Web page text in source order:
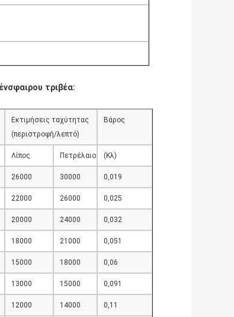
τριβέα:
Εκτιμήσεις ταχύτητας
(περιστροφή/λεπτό)
Βάρος
Λίπος Πετρέλαιο (Κλ)
26000 30000 0,019
22000 26000 0,025
20000 24000 0,032
18000 21000 0,051
15000 18000 0,06
13000 15000 0,091
12000 14000 0,11